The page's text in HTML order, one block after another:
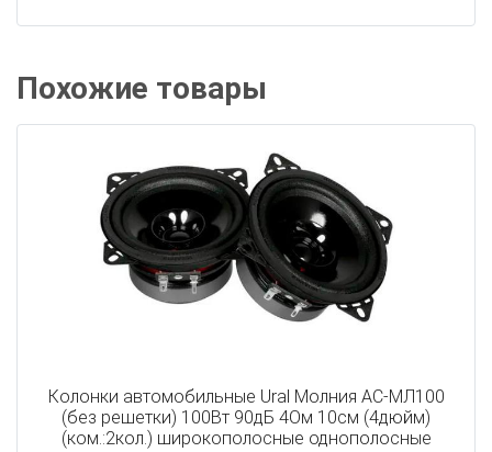
Похожие товары
Колонки автомобильные Ural Молния АС-МЛ100
(без решетки) 100Вт 90дБ 4Ом 10см (4дюйм)
(ком.:2кол.) широкополосные однополосные